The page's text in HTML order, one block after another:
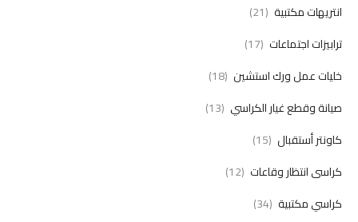
انتريهات مكتبية (21)
ترابيزات اجتماعات (17)
خليات عمل ورك استشين (18)
صيانة وقطع غيار الكراسي (13)
كاونتر أستقبال (15)
كراسى انتظار وقاعات (12)
كراسي مكتبية (34)